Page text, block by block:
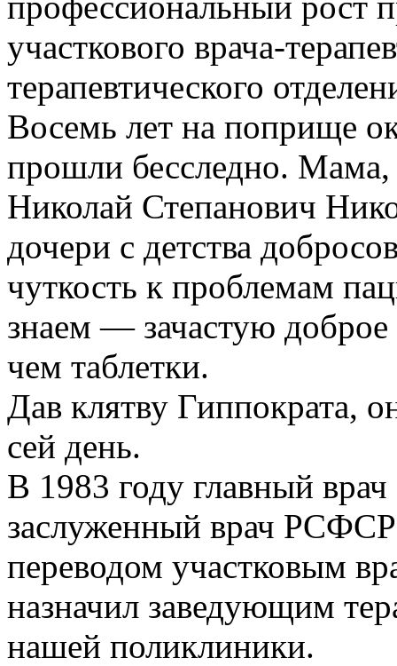
участкового врача-
терапевтического
Восемь лет на поприще
прошли бесследно.
Николай Степанович
дочери с детства
чуткость к проблемам
знаем — зачастую
чем таблетки.
Дав клятву Гиппократа,
сей день.
В 1983 году главный
заслуженный врач
переводом участковым
назначил заведующим
нашей поликлиники.